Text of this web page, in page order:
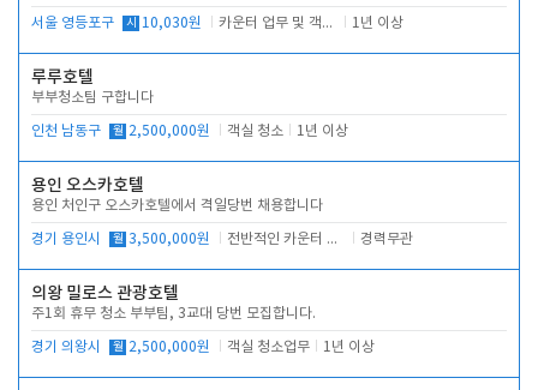
서울 영등포구 시 10,030원 카운터 업무 및 객실관리(청소상태 확인, 객실판매) 1년 이상
루루호텔
부부청소팀 구합니다
인천 남동구 월 2,500,000원 객실 청소 1년 이상
용인 오스카호텔
용인 처인구 오스카호텔에서 격일당번 채용합니다
경기 용인시 월 3,500,000원 전반적인 카운터 업무 경력무관
의왕 밀로스 관광호텔
주1회 휴무 청소 부부팀, 3교대 당번 모집합니다.
경기 의왕시 월 2,500,000원 객실 청소업무 1년 이상